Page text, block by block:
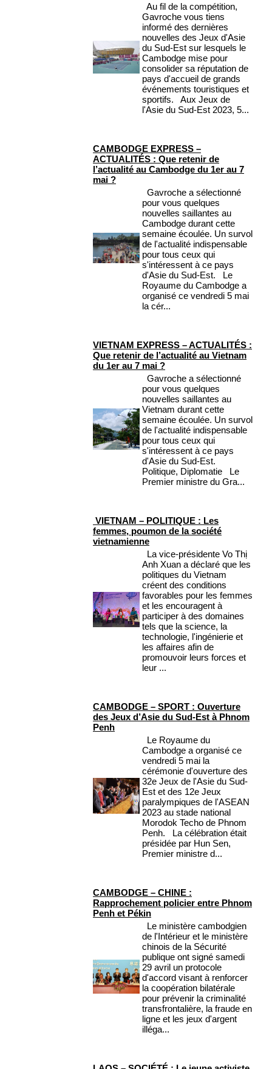
Au fil de la compétition,
Gavroche vous tiens
informé des dernières
nouvelles des Jeux d'Asie
du Sud-Est sur lesquels le
Cambodge mise pour
consolider sa réputation de
pays d'accueil de grands
événements touristiques et
sportifs. Aux Jeux de
l'Asie du Sud-Est 2023, 5...
CAMBODGE EXPRESS –
ACTUALITÉS : Que retenir de
l’actualité au Cambodge du 1er au 7
mai ?
Gavroche a sélectionné
pour vous quelques
nouvelles saillantes au
Cambodge durant cette
semaine écoulée. Un survol
de l'actualité indispensable
pour tous ceux qui
s'intéressent à ce pays
d'Asie du Sud-Est. Le
Royaume du Cambodge a
organisé ce vendredi 5 mai
la cér...
VIETNAM EXPRESS – ACTUALITÉS :
Que retenir de l’actualité au Vietnam
du 1er au 7 mai ?
Gavroche a sélectionné
pour vous quelques
nouvelles saillantes au
Vietnam durant cette
semaine écoulée. Un survol
de l'actualité indispensable
pour tous ceux qui
s'intéressent à ce pays
d'Asie du Sud-Est.
Politique, Diplomatie Le
Premier ministre du Gra...
VIETNAM – POLITIQUE : Les
femmes, poumon de la société
vietnamienne
La vice-présidente Vo Thị
Anh Xuan a déclaré que les
politiques du Vietnam
créent des conditions
favorables pour les femmes
et les encouragent à
participer à des domaines
tels que la science, la
technologie, l'ingénierie et
les affaires afin de
promouvoir leurs forces et
leur ...
CAMBODGE – SPORT : Ouverture
des Jeux d’Asie du Sud-Est à Phnom
Penh
Le Royaume du
Cambodge a organisé ce
vendredi 5 mai la
cérémonie d'ouverture des
32e Jeux de l'Asie du Sud-
Est et des 12e Jeux
paralympiques de l'ASEAN
2023 au stade national
Morodok Techo de Phnom
Penh. La célébration était
présidée par Hun Sen,
Premier ministre d...
CAMBODGE – CHINE :
Rapprochement policier entre Phnom
Penh et Pékin
Le ministère cambodgien
de l'Intérieur et le ministère
chinois de la Sécurité
publique ont signé samedi
29 avril un protocole
d'accord visant à renforcer
la coopération bilatérale
pour prévenir la criminalité
transfrontalière, la fraude en
ligne et les jeux d'argent
illéga...